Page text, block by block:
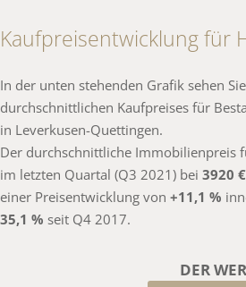
Kaufpreisentwicklung für
In der unten stehenden Grafik sehen
durchschnittlichen Kaufpreises für
in Leverkusen-Quettingen.
Der durchschnittliche Immobilienpreis
im letzten Quartal (Q3 2021) bei 3920 €
einer Preisentwicklung von +11,1 %
35,1 % seit Q4 2017.
DER